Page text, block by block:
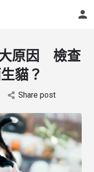
原因 檢查
貓？
Share post